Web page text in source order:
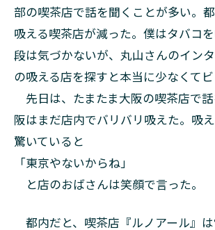
部の喫茶店で話を聞くことが多い。
吸える喫茶店が減った。僕はタバコ
段は気づかないが、丸山さんのイン
の吸える店を探すと本当に少なくてビ
先日は、たまたま大阪の喫茶店で
阪はまだ店内でバリバリ吸えた。吸
驚いていると
「東京やないからね」
と店のおばさんは笑顔で言った。
都内だと、喫茶店『ルノアール』